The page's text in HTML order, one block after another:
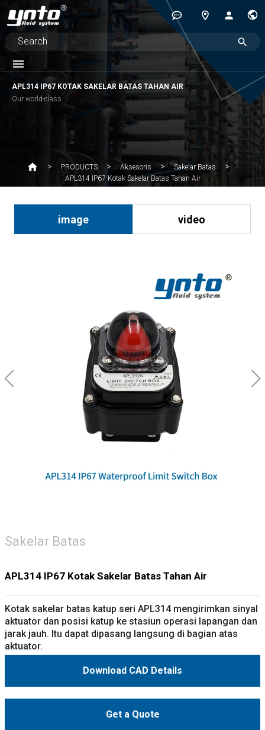
APL314 IP67 KOTAK SAKELAR BATAS TAHAN AIR
Our world-class
PRODUCTS Aksesoris
Sakelar Batas
APL314 IP67 Kotak Sakelar Batas Tahan Air
image video
Sakelar Batas
APL314 IP67 Kotak Sakelar Batas Tahan Air
Kotak sakelar batas katup seri APL314 mengirimkan sinyal
aktuator dan posisi katup ke stasiun operasi lapangan dan
jarak jauh. Itu dapat dipasang langsung di bagian atas
aktuator.
Download CAD Details
Get a Quote